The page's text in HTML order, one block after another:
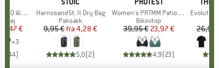
Brief
pris
€
+3
44)
Artikel
HarnosandSt. II Dry Bag
Produktgruppe
Paksæk
Pris
9,95 € Nedsat pris
fra 4,28 €
5,0(2)
Artikel
Women's PRTMM Patio Triangle
Produktgruppe
Bikinitop
Pris
39,95 €Nedsat pris
23,97 €
4,9(23)
Artikel
Evolution
26,95